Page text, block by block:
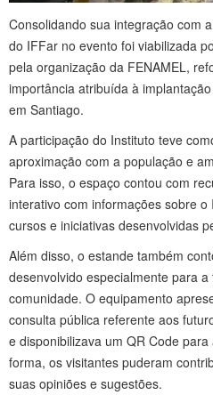
Consolidando sua integração com
do IFFar no evento foi viabilizada
pela organização da FENAMEL,
importância atribuída à
em Santiago.
A participação do Instituto teve
aproximação com a população e
Para isso, o espaço contou com
interativo com informações sobre
cursos e iniciativas desenvolvidas
Além disso, o estande também
desenvolvido especialmente para
comunidade. O equipamento
consulta pública referente aos
e disponibilizava um QR Code
forma, os visitantes puderam
suas opiniões e sugestões.